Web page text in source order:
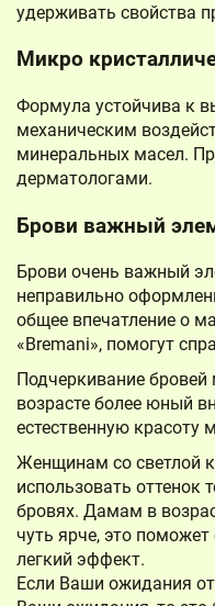
удерживать свойства
Микро
Формула устойчива к
механическим
минеральных масел.
дерматологами.
Брови важный
Брови очень важный
неправильно
общее впечатление о
«Bremani», помогут
Подчеркивание
возрасте более юный
естественную красоту
Женщинам со светлой
использовать оттенок
бровях. Дамам в
чуть ярче, это
легкий эффект.
Если Ваши ожидания